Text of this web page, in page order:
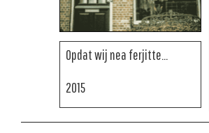
Opdat wij nea ferjitte...
2015